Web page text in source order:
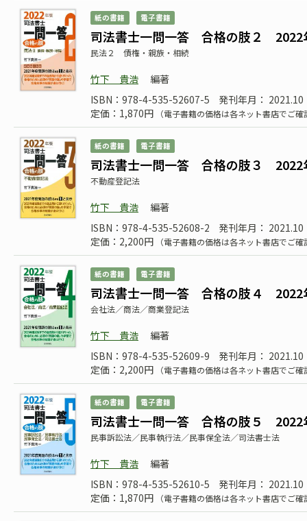
紙の書籍 電子書籍
司法書士一問一答 合格の肢２ 2022
民法２ 債権・親族・相続
竹下 貴浩
編著
ISBN：978-4-535-52607-5
発刊年月： 2021.10
定価：1,870円
（電子書籍の価格は各ネット書店でご
紙の書籍 電子書籍
司法書士一問一答 合格の肢３ 2022
不動産登記法
竹下 貴浩
編著
ISBN：978-4-535-52608-2
発刊年月： 2021.10
定価：2,200円
（電子書籍の価格は各ネット書店でご
紙の書籍 電子書籍
司法書士一問一答 合格の肢４ 2022
会社法／商法／商業登記法
竹下 貴浩
編著
ISBN：978-4-535-52609-9
発刊年月： 2021.10
定価：2,200円
（電子書籍の価格は各ネット書店でご
紙の書籍 電子書籍
司法書士一問一答 合格の肢５ 2022
民事訴訟法／民事執行法／民事保全法／司法書士法
竹下 貴浩
編著
ISBN：978-4-535-52610-5
発刊年月： 2021.10
定価：1,870円
（電子書籍の価格は各ネット書店でご